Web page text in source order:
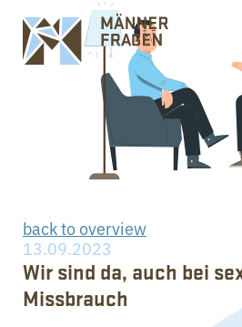
back to overview
13.09.2023
Wir sind da, auch bei
Missbrauch